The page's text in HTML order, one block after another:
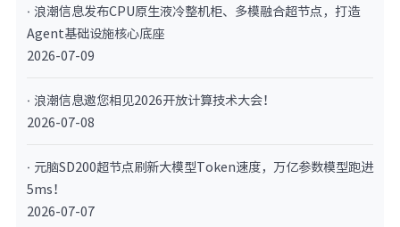
· 浪潮信息发布CPU原生液冷整机柜、多模融合超节点，打造
Agent基础设施核心底座
2026-07-09
· 浪潮信息邀您相见2026开放计算技术大会！
2026-07-08
· 元脑SD200超节点刷新大模型Token速度，万亿参数模型跑进
5ms！
2026-07-07